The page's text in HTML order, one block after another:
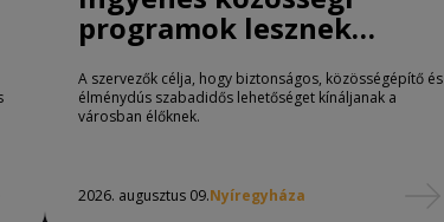
programok lesznek
Nyíregyházán
A szervezők célja, hogy biztonságos, közösségépítő és
élménydús szabadidős lehetőséget kínáljanak a
városban élőknek.
2026. augusztus 09.Nyíregyháza